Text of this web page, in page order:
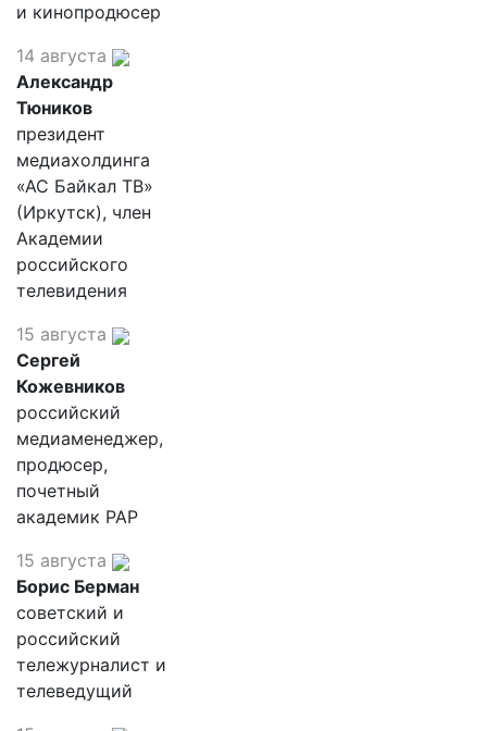
и кинопродюсер
14 августа
Александр
Тюников
президент
медиахолдинга
«АС Байкал ТВ»
(Иркутск), член
Академии
российского
телевидения
15 августа
Сергей
Кожевников
российский
медиаменеджер,
продюсер,
почетный
академик РАР
15 августа
Борис Берман
советский и
российский
тележурналист и
телеведущий